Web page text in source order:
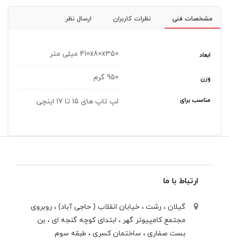
مشخصات فنی نظرات کاربران ارسال نظر
ابعاد 410x80x350 میلی متر
وزن 950 گرم
مناسب برای لپ تاپ های 15 تا 17 اینچی
ارتباط با ما
گیلان ، رشت ، خيابان انقلاب ( حاجی آباد) ، روبروی
مجتمع كامپيوتر گهر ، ابتدای كوچه گنجه ای ، بن
بست صفاری ، ساختمان كسری ، طبقه سوم